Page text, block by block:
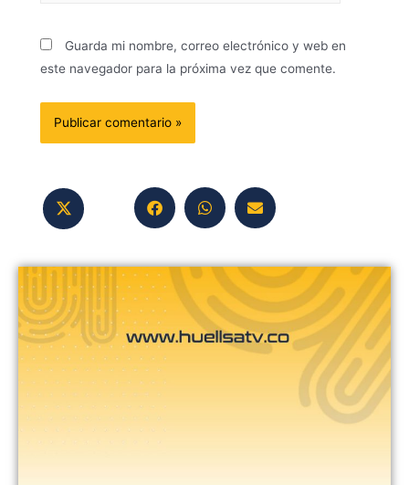
Guarda mi nombre, correo electrónico y web en
este navegador para la próxima vez que comente.